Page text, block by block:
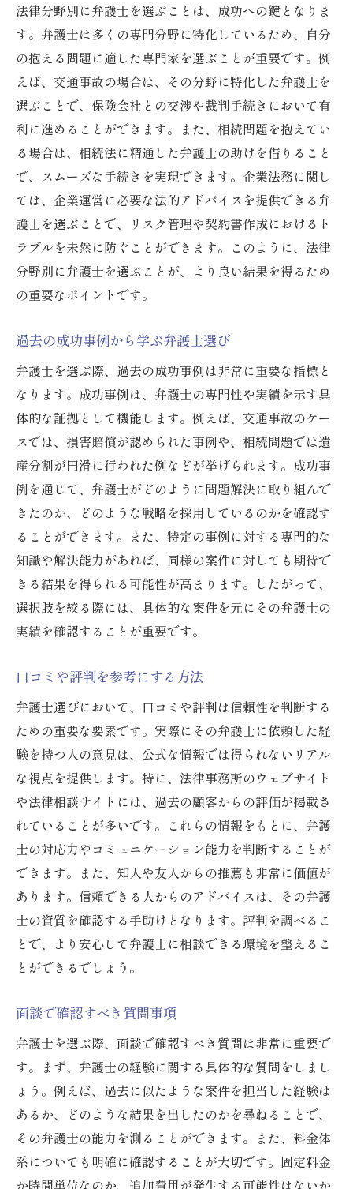
各分野に特化した弁護士の探し方
専門分野の知識を確認する方法
弁護士の専門性を活かした成功事例
法律相談での専門性の確認ポイント
分野別の弁護士選びのおすすめプラン
中山法律事務所の専門分野別対応事例
弁護士の過去の成功事例で信頼性を確認しよう
成功事例が示す弁護士の実力
事例から学ぶ弁護士の対応力
弁護士の成功体験を活かした相談方法
過去の案件事例で見る解決能力
中山法律事務所の成功事例紹介
具体的な弁護士の実績が重要な理由
実績が示す弁護士の経験値
過去の実績から見る信頼性
具体的な実績が生む安心感
弁護士の選び方に実績が重要な理由
実績確認で失敗を防ぐポイント
中山法律事務所の実績公開事例
口コミと評判から見る弁護士の実力
口コミが示す弁護士の信頼度
評判を活かした弁護士選び
実際の相談者の声から見る評判
評判が示す専門性の高さ
中山法律事務所の口コミ評価
弁護士を選ぶ際に注目すべきポイント
経験と実績の確認方法
専門分野の知識確認ポイント
口コミと評判の重要性
初回相談での確認事項
成功事例から学ぶ選び方
中山法律事務所の選び方ガイド
法律分野別に弁護士を選ぶことは、成功への鍵となりま
す。弁護士は多くの専門分野に特化しているため、自分
の抱える問題に適した専門家を選ぶことが重要です。例
えば、交通事故の場合は、その分野に特化した弁護士を
選ぶことで、保険会社との交渉や裁判手続きにおいて有
利に進めることができます。また、相続問題を抱えてい
る場合は、相続法に精通した弁護士の助けを借りること
で、スムーズな手続きを実現できます。企業法務に関し
ては、企業運営に必要な法的アドバイスを提供できる弁
護士を選ぶことで、リスク管理や契約書作成におけるト
ラブルを未然に防ぐことができます。このように、法律
分野別に弁護士を選ぶことが、より良い結果を得るため
の重要なポイントです。
過去の成功事例から学ぶ弁護士選び
弁護士を選ぶ際、過去の成功事例は非常に重要な指標と
なります。成功事例は、弁護士の専門性や実績を示す具
体的な証拠として機能します。例えば、交通事故のケー
スでは、損害賠償が認められた事例や、相続問題では遺
産分割が円滑に行われた例などが挙げられます。成功事
例を通じて、弁護士がどのように問題解決に取り組んで
きたのか、どのような戦略を採用しているのかを確認す
ることができます。また、特定の事例に対する専門的な
知識や解決能力があれば、同様の案件に対しても期待で
きる結果を得られる可能性が高まります。したがって、
選択肢を絞る際には、具体的な案件を元にその弁護士の
実績を確認することが重要です。
口コミや評判を参考にする方法
弁護士選びにおいて、口コミや評判は信頼性を判断する
ための重要な要素です。実際にその弁護士に依頼した経
験を持つ人の意見は、公式な情報では得られないリアル
な視点を提供します。特に、法律事務所のウェブサイト
や法律相談サイトには、過去の顧客からの評価が掲載さ
れていることが多いです。これらの情報をもとに、弁護
士の対応力やコミュニケーション能力を判断することが
できます。また、知人や友人からの推薦も非常に価値が
あります。信頼できる人からのアドバイスは、その弁護
士の資質を確認する手助けとなります。評判を調べるこ
とで、より安心して弁護士に相談できる環境を整えるこ
とができるでしょう。
面談で確認すべき質問事項
弁護士を選ぶ際、面談で確認すべき質問は非常に重要で
す。まず、弁護士の経験に関する具体的な質問をしまし
ょう。例えば、過去に似たような案件を担当した経験は
あるか、どのような結果を出したのかを尋ねることで、
その弁護士の能力を測ることができます。また、料金体
系についても明確に確認することが大切です。固定料金
か時間単位なのか、追加費用が発生する可能性はないか